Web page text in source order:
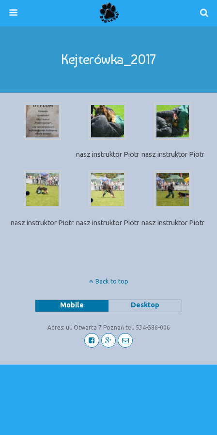
Kejterówka_2017
nasz instruktor Piotr nasz instruktor Piotr
nasz instruktor Piotr nasz instruktor Piotr nasz instruktor Piotr
Back to top
Mobile Desktop
Adres: ul. Otwarta 7 Poznań tel. 534-586-006